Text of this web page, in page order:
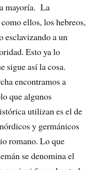
mayoría. La
ellos, los hebreos,
esclavizando a un
Esto ya lo
sigue así la cosa.
encontramos a
que algunos
utilizan es el de
y germánicos
romano. Lo que
se denomina el